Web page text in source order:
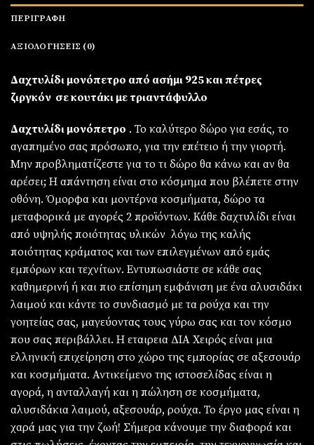
ΠΕΡΙΓΡΑΦΉ
ΑΞΙΟΛΟΓΉΣΕΙΣ (0)
Δαχτυλίδι μονόπετρο από ασήμι 925 και πέτρες
ζιργκόν σε κουτάκι με τριαντάφυλλο
Δαχτυλίδι μονόπετρο . Το καλύτερο δώρο για εσάς, το
αγαπημένο σας πρόσωπο, για την επέτειο ή την γιορτή.
Μην προβληματίζεστε για το τι δώρο θα κάνω και αν θα
αρέσει; Η απάντηση είναι στο κόσμημα που βλέπετε στην
οθόνη. Όμορφα και μοντέρνα κοσμήματα, δώρο τα
μεταφορικά με αγορές 2 προϊόντων. Κάθε δαχτυλίδι είναι
από υψηλής ποιότητας υλικών λόγω της καλής
ποιότητας κράματος και των επιλεγμένων από εμάς
εμπόρων και τεχνίτων. Εντυπωσιάστε σε κάθε σας
καθημερινή ή και πιο επίσημη εμφάνιση με ένα αλυσιδάκι
λαιμού και κάντε το συνδιασμό με τα ρούχα και την
γοητείας σας, μαγεύοντας τους γύρω σας και τον κόσμο
που σας περιβάλλει. Η εταιρεια ΔΙΑ Χειρός είναι μια
ελληνική επιχείρηση στο χώρο της εμπορίας σε αξεσουάρ
και κοσμήματα. Αντικείμενο της ιστοσελίδας είναι η
αγορά, η ανταλλαγή και η πώληση σε κοσμήματα,
αλυσιδάκια λαιμού, αξεσουάρ, ρούχα. Το έργο μας είναι η
χαρά μας για την ζωή! Σήμερα κάνουμε την διαφορά και